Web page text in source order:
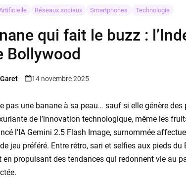
Réseaux sociaux Smartphones Technologie
qui fait le buzz :
Bollywood
14 novembre 2025
pas une banane à sa peau… sauf si elle génère
de l’innovation technologique, même les
l’IA Gemini 2.5 Flash Image, surnommée
jeu préféré. Entre rétro, sari et selfies aux pieds
en propulsant des tendances qui redonnent vie au